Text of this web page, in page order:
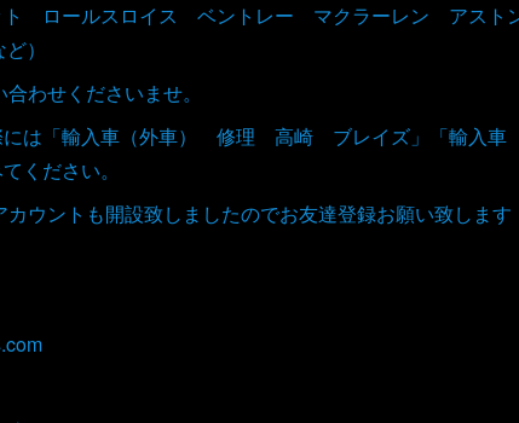
ロールスロイス ベントレー マクラーレン アスト
）
わせくださいませ。
には「輸入車（外車） 修理 高崎 ブレイズ」「輸
ください。
ウントも開設致しましたのでお友達登録お願い致します